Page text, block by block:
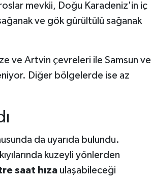
mevkii, Doğu Karadeniz'in iç
ve gök gürültülü sağanak
ve Artvin çevreleri ile Samsun ve
Diğer bölgelerde ise az
da uyarıda bulundu.
kuzeyli yönlerden
saat hızaulaşabileceği